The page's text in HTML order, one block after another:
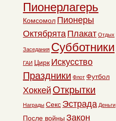
Пионерлагерь
Комсомол Пионеры
Октябрята Плакат Отдых
Заседания Субботники
ГАИ Цирк Искусство
Праздники Флот Футбол
Хоккей Открытки
Награды Секс Эстрада Деньги
После войны Закон